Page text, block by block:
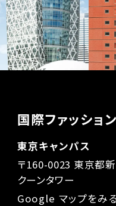
国際ファッショ
東京キャンパス
〒160-0023 東京都
クーンタワー
Google マップをみ